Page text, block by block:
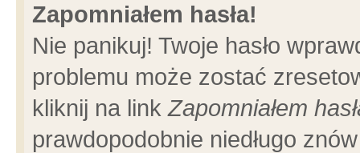
Zapomniałem hasła!
Nie panikuj! Twoje hasło
problemu może zostać
kliknij na linkZapomniałem
prawdopodobnie niedługo